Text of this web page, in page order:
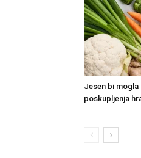
Jesen bi
poskupljenja